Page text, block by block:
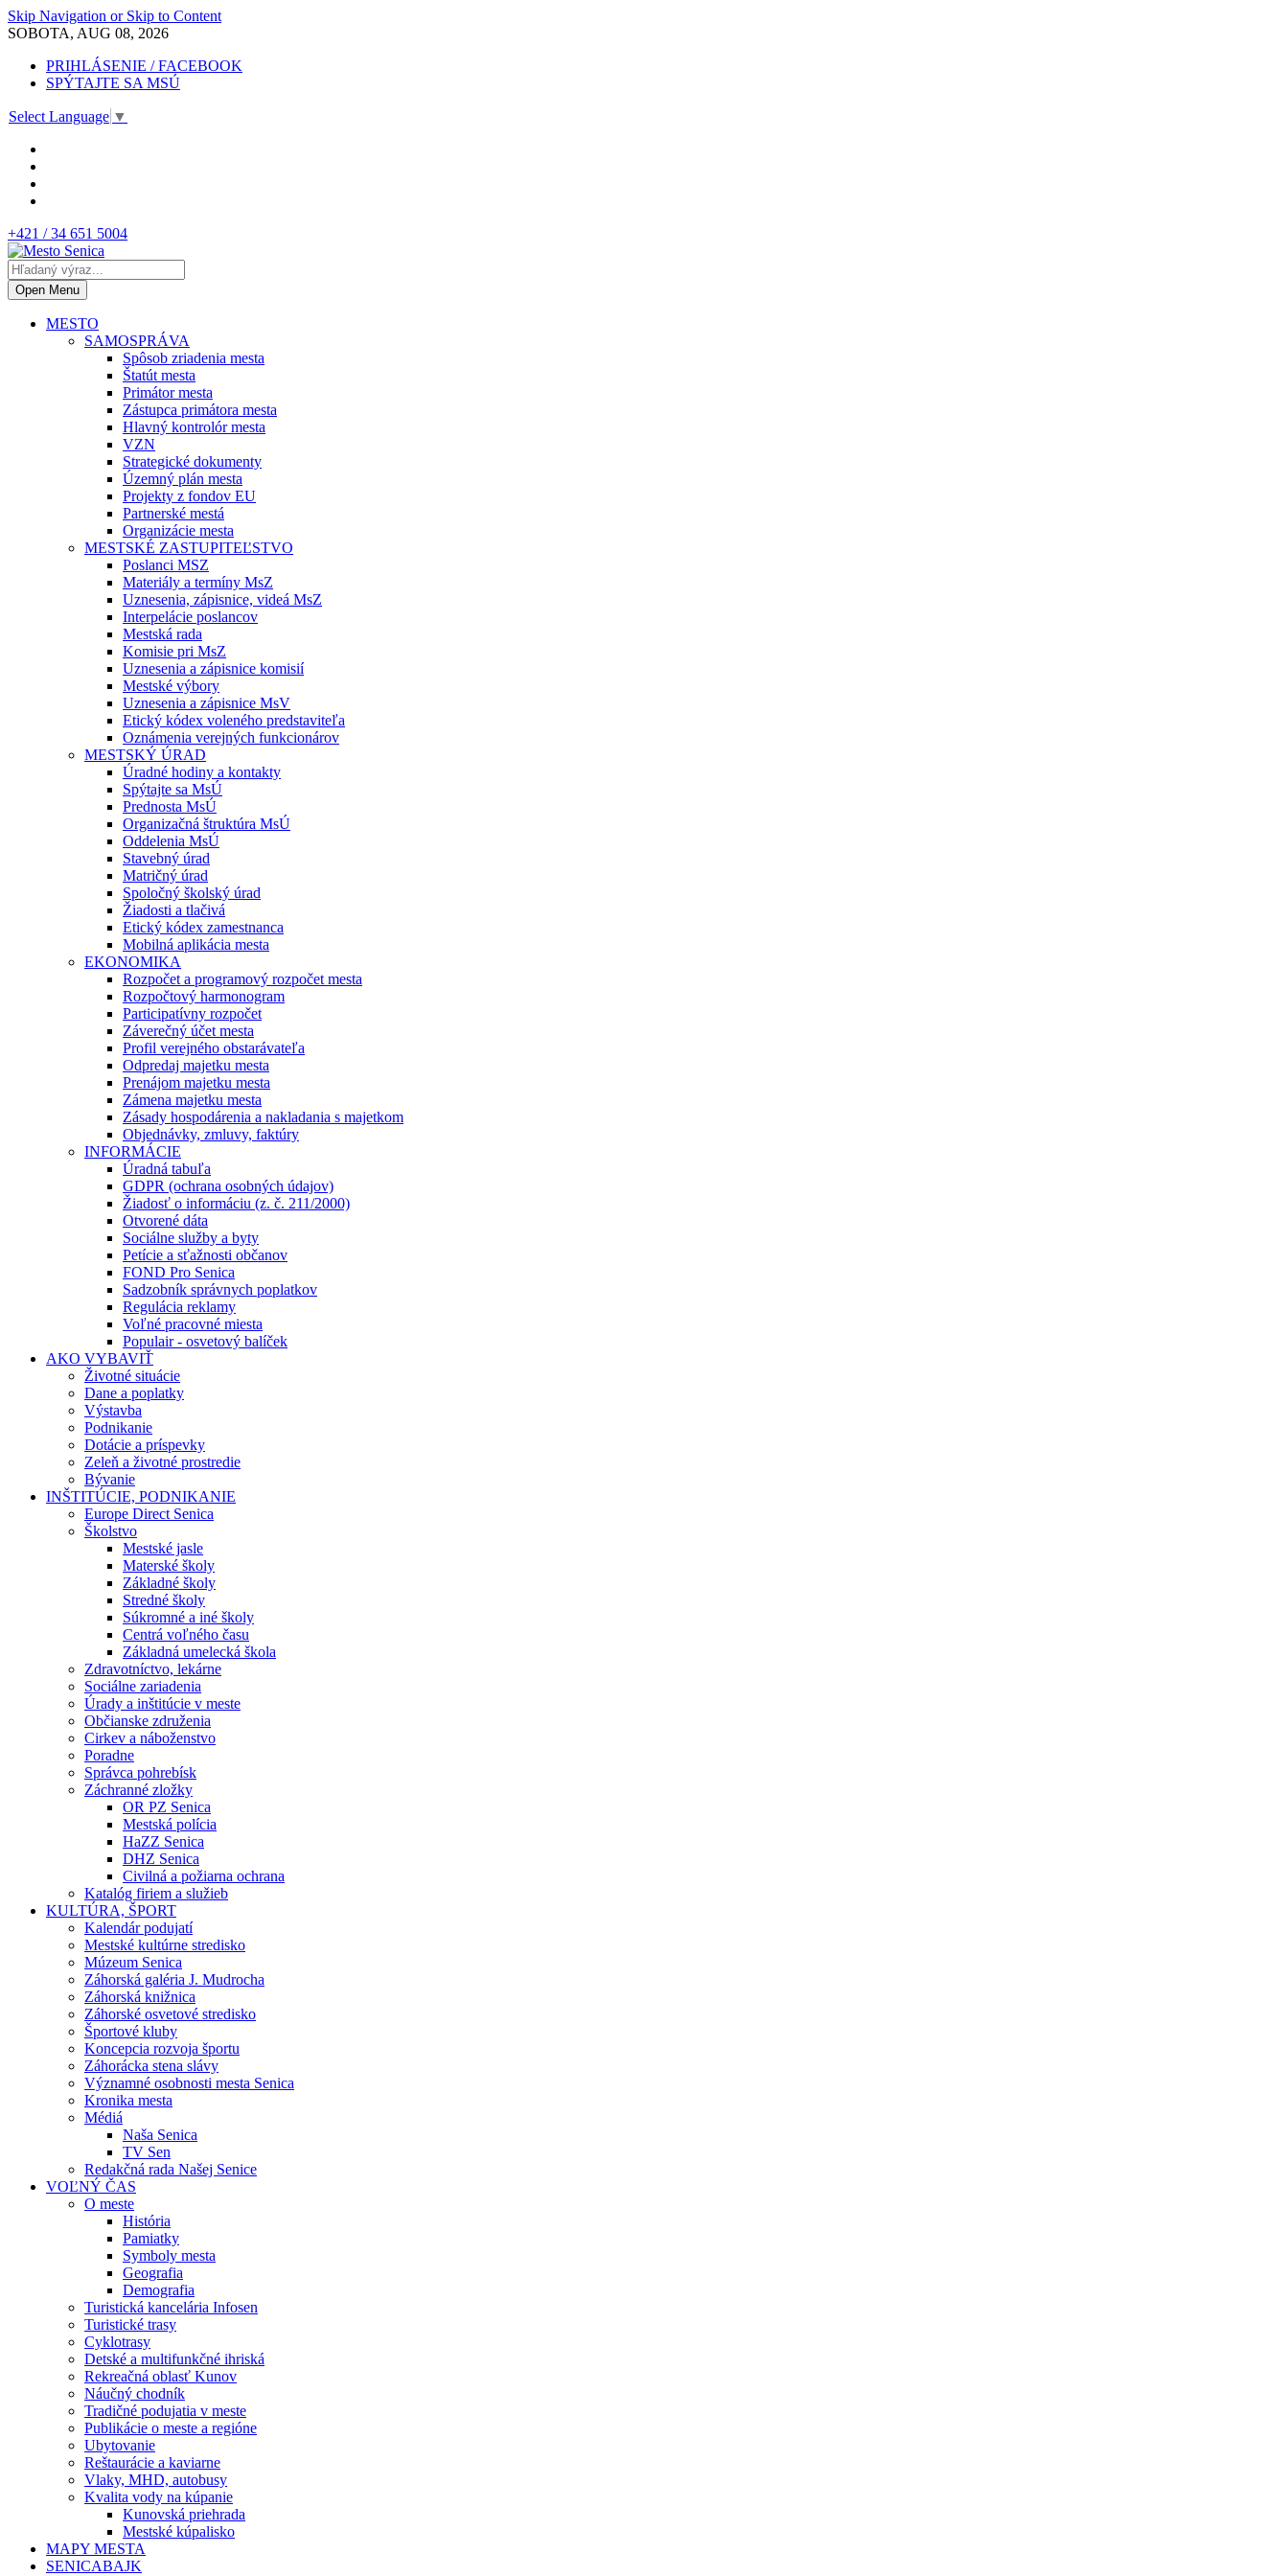
Skip Navigation or Skip to Content
SOBOTA, AUG 08, 2026
PRIHLÁSENIE / FACEBOOK
SPÝTAJTE SA MSÚ
Select Language ▼
+421 / 34 651 5004
Open Menu
MESTO
SAMOSPRÁVA
Spôsob zriadenia mesta
Štatút mesta
Primátor mesta
Zástupca primátora mesta
Hlavný kontrolór mesta
VZN
Strategické dokumenty
Územný plán mesta
Projekty z fondov EU
Partnerské mestá
Organizácie mesta
MESTSKÉ ZASTUPITEĽSTVO
Poslanci MSZ
Materiály a termíny MsZ
Uznesenia, zápisnice, videá MsZ
Interpelácie poslancov
Mestská rada
Komisie pri MsZ
Uznesenia a zápisnice komisií
Mestské výbory
Uznesenia a zápisnice MsV
Etický kódex voleného predstaviteľa
Oznámenia verejných funkcionárov
MESTSKÝ ÚRAD
Úradné hodiny a kontakty
Spýtajte sa MsÚ
Prednosta MsÚ
Organizačná štruktúra MsÚ
Oddelenia MsÚ
Stavebný úrad
Matričný úrad
Spoločný školský úrad
Žiadosti a tlačivá
Etický kódex zamestnanca
Mobilná aplikácia mesta
EKONOMIKA
Rozpočet a programový rozpočet mesta
Rozpočtový harmonogram
Participatívny rozpočet
Záverečný účet mesta
Profil verejného obstarávateľa
Odpredaj majetku mesta
Prenájom majetku mesta
Zámena majetku mesta
Zásady hospodárenia a nakladania s majetkom
Objednávky, zmluvy, faktúry
INFORMÁCIE
Úradná tabuľa
GDPR (ochrana osobných údajov)
Žiadosť o informáciu (z. č. 211/2000)
Otvorené dáta
Sociálne služby a byty
Petície a sťažnosti občanov
FOND Pro Senica
Sadzobník správnych poplatkov
Regulácia reklamy
Voľné pracovné miesta
Populair - osvetový balíček
AKO VYBAVIŤ
Životné situácie
Dane a poplatky
Výstavba
Podnikanie
Dotácie a príspevky
Zeleň a životné prostredie
Bývanie
INŠTITÚCIE, PODNIKANIE
Europe Direct Senica
Školstvo
Mestské jasle
Materské školy
Základné školy
Stredné školy
Súkromné a iné školy
Centrá voľného času
Základná umelecká škola
Zdravotníctvo, lekárne
Sociálne zariadenia
Úrady a inštitúcie v meste
Občianske združenia
Cirkev a náboženstvo
Poradne
Správca pohrebísk
Záchranné zložky
OR PZ Senica
Mestská polícia
HaZZ Senica
DHZ Senica
Civilná a požiarna ochrana
Katalóg firiem a služieb
KULTÚRA, ŠPORT
Kalendár podujatí
Mestské kultúrne stredisko
Múzeum Senica
Záhorská galéria J. Mudrocha
Záhorská knižnica
Záhorské osvetové stredisko
Športové kluby
Koncepcia rozvoja športu
Záhorácka stena slávy
Významné osobnosti mesta Senica
Kronika mesta
Médiá
Naša Senica
TV Sen
Redakčná rada Našej Senice
VOĽNÝ ČAS
O meste
História
Pamiatky
Symboly mesta
Geografia
Demografia
Turistická kancelária Infosen
Turistické trasy
Cyklotrasy
Detské a multifunkčné ihriská
Rekreačná oblasť Kunov
Náučný chodník
Tradičné podujatia v meste
Publikácie o meste a regióne
Ubytovanie
Reštaurácie a kaviarne
Vlaky, MHD, autobusy
Kvalita vody na kúpanie
Kunovská priehrada
Mestské kúpalisko
MAPY MESTA
SENICABAJK